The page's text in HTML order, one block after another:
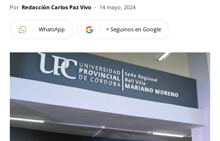
Por Redacción Carlos Paz Vivo - 14 mayo, 2024
WhatsApp + Seguinos en Google